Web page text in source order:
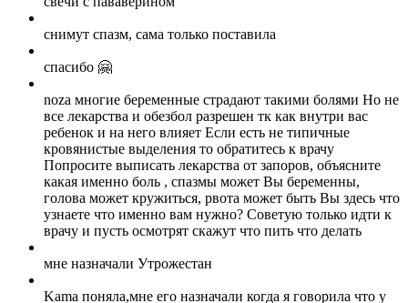
снимут спазм, сама только поставила
спасибо 🤗
noza многие беременные страдают такими болями Но не
все лекарства и обезбол разрешен тк как внутри вас
ребенок и на него влияет Если есть не типичные
кровянистые выделения то обратитесь к врачу
Попросите выписать лекарства от запоров, объясните
какая именно боль , спазмы может Вы беременны,
голова может кружиться, рвота может быть Вы здесь что
узнаете что именно вам нужно? Советую только идти к
врачу и пусть осмотрят скажут что пить что делать
мне назначали Утрожестан
Kama поняла,мне его назначали когда я говорила что у